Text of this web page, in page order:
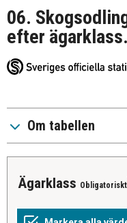
06.
efter
Om tabellen
Ägarklass Obligatoriskt